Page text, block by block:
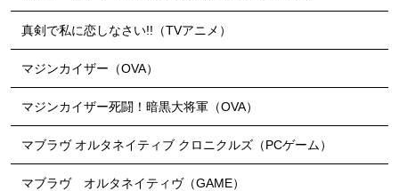
真剣で私に恋しなさい!!（TVアニメ）
マジンカイザー（OVA）
マジンカイザー死闘！暗黒大将軍（OVA）
マブラヴ オルタネイティブ クロニクルズ（PCゲーム）
マブラヴ オルタネイティヴ（GAME）